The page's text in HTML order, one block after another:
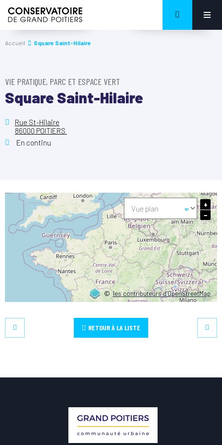
Accueil Square Saint-Hilaire
VIE PRATIQUE, PARC ET ESPACE VERT
Square Saint-Hilaire
Rue St-Hilaire
86000 POITIERS
En continu
©les contributeurs d’OpenStreetMap
+
−
RETOUR À LA LISTE